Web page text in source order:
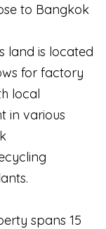
to Bangkok
land is located
for factory
local
in various
spans 15